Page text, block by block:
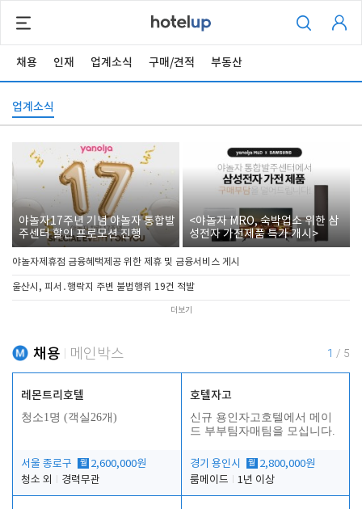
채용 인재 업계소식 구매/견적 부동산
업계소식
야놀자17주년 기념 야놀자 통합발
주센터 할인 프로모션 진행
<야놀자 MRO, 숙박업소 위한 삼
성전자 가전제품 특가 개시>
야놀자제휴점 금융혜택제공 위한 제휴 및 금융서비스 게시
울산시, 피서․행락지 주변 불법행위 19건 적발
더보기
채용 메인박스 1 / 5
레몬트리호텔
청소1명 (객실26개)
서울 종로구 월 2,600,000원
청소 외
경력무관
호텔자고
신규 용인자고호텔에서 메이
드 부부팀자매팀을 모십니다.
경기 용인시 월 2,800,000원
룸메이드
1년 이상